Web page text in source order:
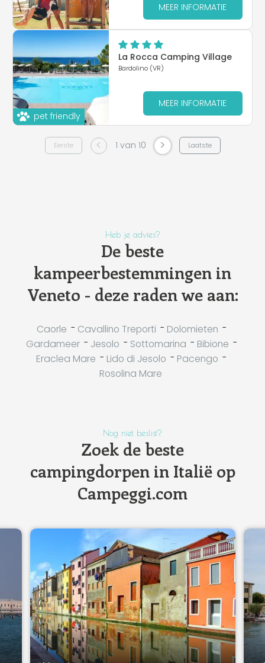
MEER INFORMATIE
pet friendly
La Rocca Camping Village
Bardolino (VR)
MEER INFORMATIE
Eerste < 1 van 10 > Laatste
Heb je advies?
De beste
kampeerbestemmingen in
Veneto - deze raden we aan:
Caorle - Cavallino Treporti - Dolomieten -
Gardameer - Jesolo - Sottomarina - Bibione -
Eraclea Mare - Lido di Jesolo - Pacengo -
Rosolina Mare
Nog niet beslist?
Zoek de beste
campingdorpen in Italië op
Campeggi.com